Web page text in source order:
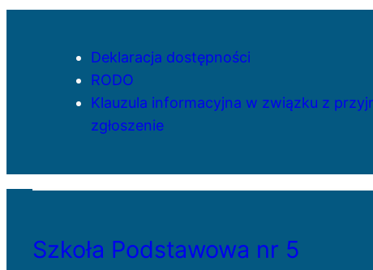
Deklaracja dostępności
RODO
Klauzula informacyjna w związku z
zgłoszenie
Szkoła Podstawowa nr 5